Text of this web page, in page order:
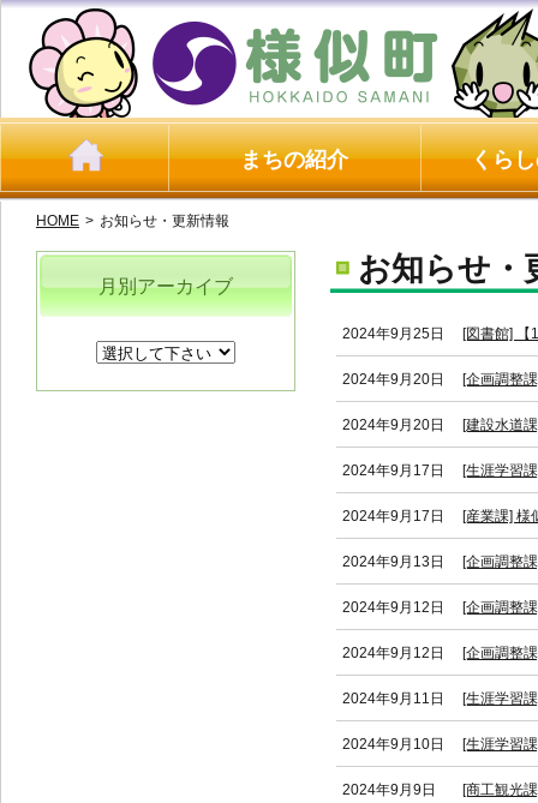
まちの紹介 くら
HOME > お知らせ・更新情報
お知らせ・
2024年9月25日 [図書館] 【
2024年9月20日 [企画調整
2024年9月20日 [建設水道
2024年9月17日 [生涯学習
2024年9月17日 [産業課] 様
2024年9月13日 [企画調整
2024年9月12日 [企画調整
2024年9月12日 [企画調整
2024年9月11日 [生涯学習
2024年9月10日 [生涯学習
2024年9月9日 [商工観光
月別アーカイブ